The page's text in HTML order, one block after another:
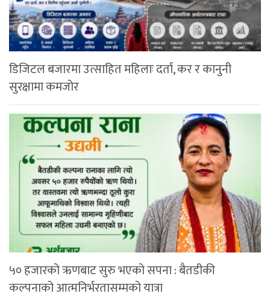
डिजिटल बजारमा उत्साहित महिलाः दर्ता, कर र कानुनी
सुरक्षामा कमजोर
५० हजारको ऋणबाट सुरु भएको सपना : बैतडीकी
कल्पनाको आत्मनिर्भरतासम्मको यात्रा